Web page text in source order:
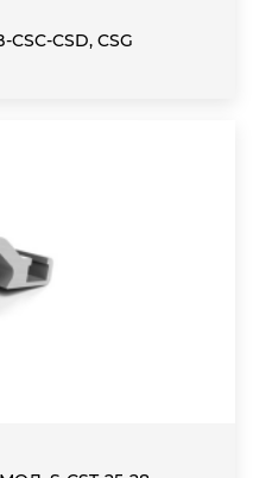
CSC-CSD, CSG